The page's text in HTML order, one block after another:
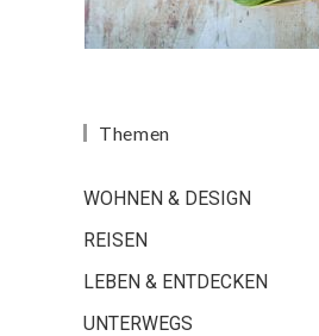
Themen
WOHNEN & DESIGN
REISEN
LEBEN & ENTDECKEN
UNTERWEGS